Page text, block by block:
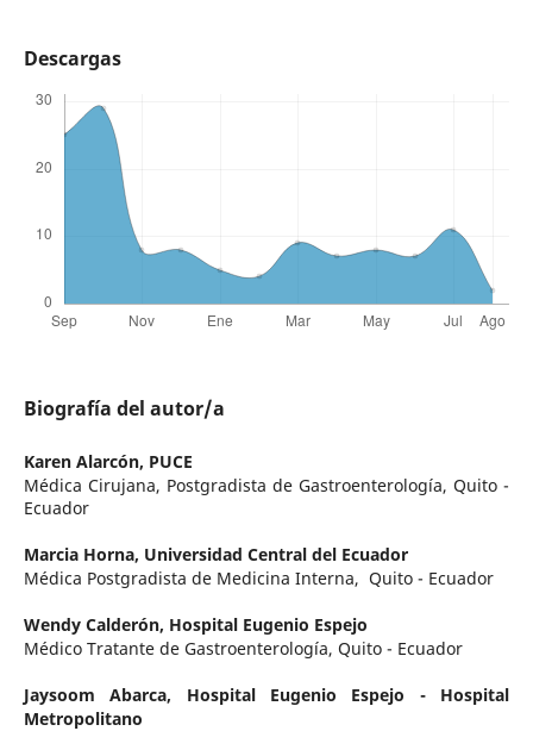
Descargas
Biografía del autor/a
Karen Alarcón, PUCE
Médica Cirujana, Postgradista de Gastroenterología, Quito -
Ecuador
Marcia Horna, Universidad Central del Ecuador
Médica Postgradista de Medicina Interna, Quito - Ecuador
Wendy Calderón, Hospital Eugenio Espejo
Médico Tratante de Gastroenterología, Quito - Ecuador
Jaysoom Abarca, Hospital Eugenio Espejo - Hospital
Metropolitano